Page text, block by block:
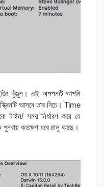
খুঁজুন। এই অপশনটি আপনি
আসবে তার নিচে। Time
টাইম/ সময় নির্ধারণ করে যে
পুনরায় কতক্ষণ ধরে চালু আছে।